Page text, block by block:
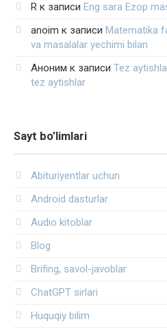
R к записи Eng sara Ezop
anoim к записи Matematika
va masalalar yechimi bilan
Аноним к записи Tez
tez aytishlar
Sayt bo’limlari
Abituriyentlar uchun
Android dasturlar
Audio kitoblar
Blog
Brifing, savol-javoblar
ChatGPT sirlari
Huquqiy bilim